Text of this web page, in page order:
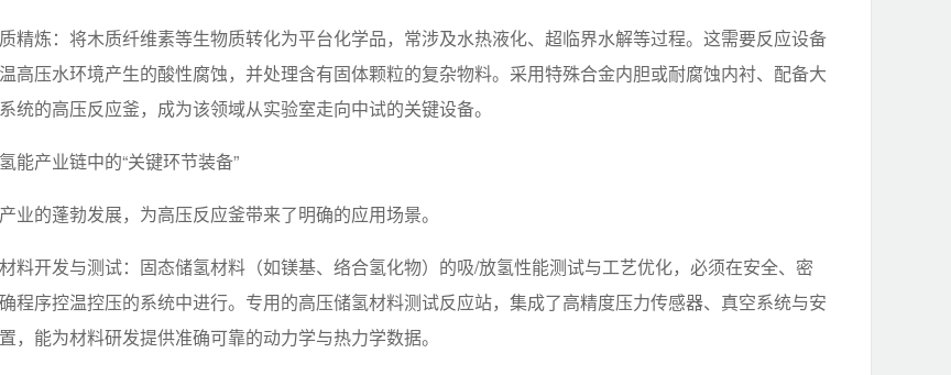
精炼：将木质纤维素等生物质转化为平台化学品，常涉及水热液化、超临界水解等过程。这需要反应设备
高压水环境产生的酸性腐蚀，并处理含有固体颗粒的复杂物料。采用特殊合金内胆或耐腐蚀内衬、配备大
统的高压反应釜，成为该领域从实验室走向中试的关键设备。
能产业链中的“关键环节装备”
业的蓬勃发展，为高压反应釜带来了明确的应用场景。
料开发与测试：固态储氢材料（如镁基、络合氢化物）的吸/放氢性能测试与工艺优化，必须在安全、密
程序控温控压的系统中进行。专用的高压储氢材料测试反应站，集成了高精度压力传感器、真空系统与安
，能为材料研发提供准确可靠的动力学与热力学数据。